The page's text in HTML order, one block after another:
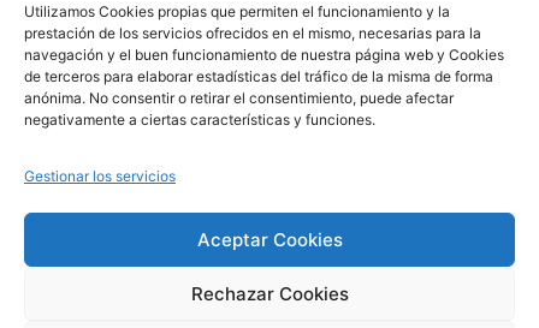
Utilizamos Cookies propias que permiten el funcionamiento y la
prestación de los servicios ofrecidos en el mismo, necesarias para la
navegación y el buen funcionamiento de nuestra página web y Cookies
de terceros para elaborar estadísticas del tráfico de la misma de forma
anónima. No consentir o retirar el consentimiento, puede afectar
negativamente a ciertas características y funciones.
Gestionar los servicios
Aceptar Cookies
Rechazar Cookies
© 2020, Fundación Alba Pérez. All Rights Reserved
Política de privacidad